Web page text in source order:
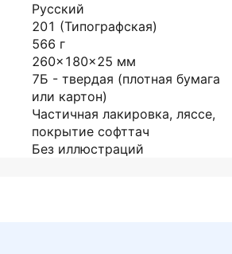
Русский
201 (Типографская)
566 г
260x180x25 мм
7Б - твердая (плотная бумага
или картон)
Частичная лакировка, ляссе,
покрытие софттач
Без иллюстраций